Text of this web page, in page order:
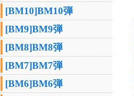
[BM10]BM10弾
[BM9]BM9弾
[BM8]BM8弾
[BM7]BM7弾
[BM6]BM6弾